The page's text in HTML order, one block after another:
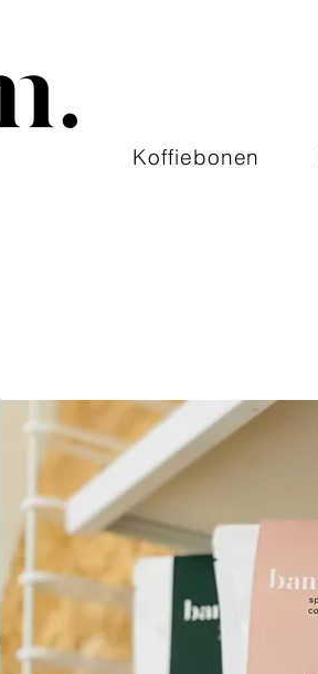
Koffiebonen